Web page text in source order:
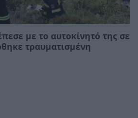
με το αυτοκίνητό της σε
τραυματισμένη